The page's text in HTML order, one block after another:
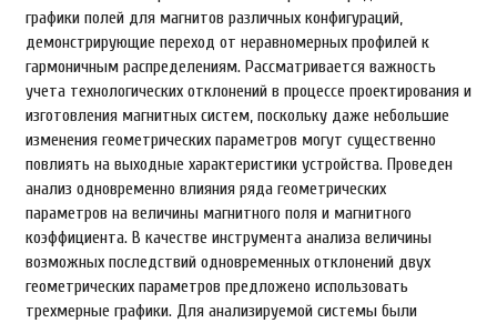
графики полей для магнитов различных конфигураций,
демонстрирующие переход от неравномерных профилей к
гармоничным распределениям. Рассматривается важность
учета технологических отклонений в процессе проектирования и
изготовления магнитных систем, поскольку даже небольшие
изменения геометрических параметров могут существенно
повлиять на выходные характеристики устройства. Проведен
анализ одновременно влияния ряда геометрических
параметров на величины магнитного поля и магнитного
коэффициента. В качестве инструмента анализа величины
возможных последствий одновременных отклонений двух
геометрических параметров предложено использовать
трехмерные графики. Для анализируемой системы были